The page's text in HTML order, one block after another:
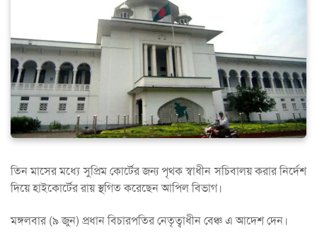
তিন মাসের মধ্যে সুপ্রিম কোর্টের জন্য পৃথক স্বাধীন সচিবালয় করার নির্দেশ
দিয়ে হাইকোর্টের রায় স্থগিত করেছেন আপিল বিভাগ।
মঙ্গলবার (৯ জুন) প্রধান বিচারপতির নেতৃত্বাধীন বেঞ্চ এ আদেশ দেন।